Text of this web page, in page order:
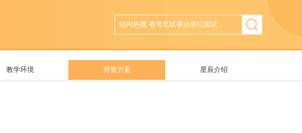
教学环境 师资力量 星辰介绍